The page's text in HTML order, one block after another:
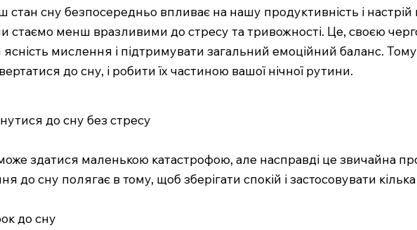
сну безпосередньо впливає на нашу продуктивність і
стаємо менш вразливими до стресу та тривожності. Це, своєю
мислення і підтримувати загальний емоційний баланс.
до сну, і робити їх частиною вашої нічної рутини.
до сну без стресу
здатися маленькою катастрофою, але насправді це звичайна
до сну полягає в тому, щоб зберігати спокій і застосовувати кілька
до сну